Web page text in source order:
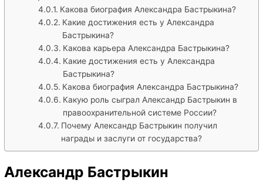
Какова биография Александра Бастрыкина?
Какие достижения есть у Александра
Бастрыкина?
Какова карьера Александра Бастрыкина?
Какие достижения есть у Александра
Бастрыкина?
Какова биография Александра Бастрыкина?
Какую роль сыграл Александр Бастрыкин в
правоохранительной системе России?
Почему Александр Бастрыкин получил
награды и заслуги от государства?
Александр Бастрыкин